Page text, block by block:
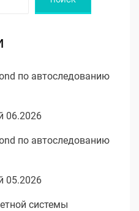
по автоследованию
06.2026
по автоследованию
05.2026
системы